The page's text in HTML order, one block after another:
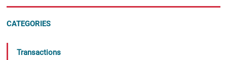
CATEGORIES
Transactions